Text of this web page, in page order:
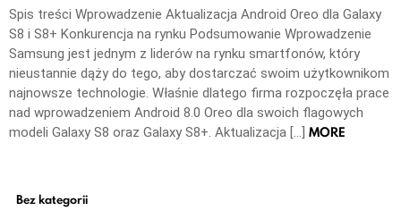
Spis treści Wprowadzenie Aktualizacja Android Oreo dla Galaxy
S8 i S8+ Konkurencja na rynku Podsumowanie Wprowadzenie
Samsung jest jednym z liderów na rynku smartfonów, który
nieustannie dąży do tego, aby dostarczać swoim użytkownikom
najnowsze technologie. Właśnie dlatego firma rozpoczęła prace
nad wprowadzeniem Android 8.0 Oreo dla swoich flagowych
modeli Galaxy S8 oraz Galaxy S8+. Aktualizacja […] MORE
Bez kategorii